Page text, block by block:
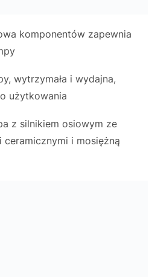
komponentów zapewnia
wytrzymała i wydajna,
użytkowania
z silnikiem osiowym ze
ceramicznymi i mosiężną